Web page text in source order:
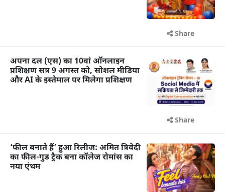
Share
अपना दल (एस) का 10वां ऑनलाइन
प्रशिक्षण सत्र 9 अगस्त को, सोशल मीडिया
और AI के इस्तेमाल पर मिलेगा प्रशिक्षण
Share
‘फील बनाते हैं’ हुआ रिलीज: अमित त्रिवेदी
का फील-गुड ट्रैक बना कॉलेज रोमांस का
नया एंथम